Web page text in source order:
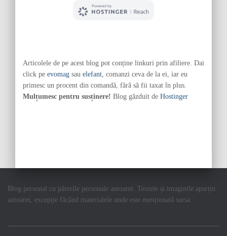
Articolele de pe acest blog pot conține linkuri prin afiliere. Dai
click pe evomag sau elefant, comanzi ceva de la ei, iar eu
primesc un procent din comandă, fără să fii taxat în plus.
Mulțumesc pentru susținere! Blog găzduit de Hostinger
Blog personal cu părerile personale autoarei. Textele și imaginile aparțin
autoarei, excepție făcând materialele unde este menționată sursa.